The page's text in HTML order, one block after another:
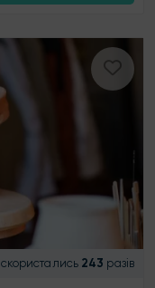
скористались 243 разів